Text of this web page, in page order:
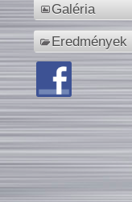
Galéria
Eredmények